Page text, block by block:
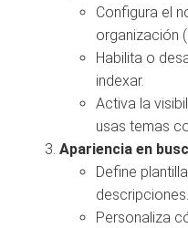
Configura el
organización
Habilita o
indexar.
Activa la
usas temas
Apariencia en
Define
descripciones.
Personaliza